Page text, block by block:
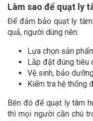
Làm sao để quạt ly
Để đảm bảo quạt ly
quả, người dùng nên:
Lựa chọn sản
Lắp đặt đúng tiêu
Vệ sinh, bảo
Kiểm tra hệ thống
Bên đó để quạt ly tâm
thì mọi người cần chú